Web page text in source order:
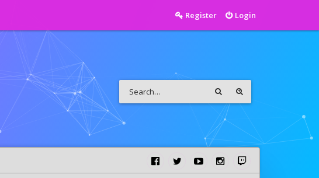
Login
Register